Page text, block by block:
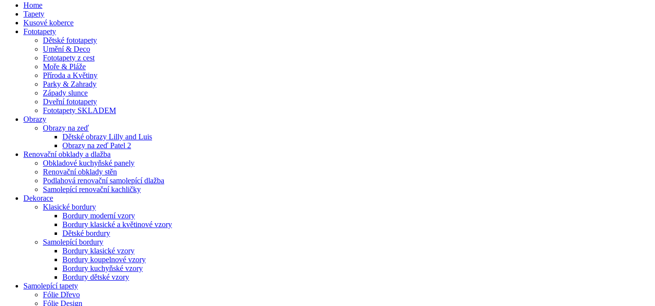
Home
Tapety
Kusové koberce
Fototapety
Dětské fototapety
Umění & Deco
Fototapety z cest
Moře & Pláže
Příroda a Květiny
Parky & Zahrady
Západy slunce
Dveřní fototapety
Fototapety SKLADEM
Obrazy
Obrazy na zeď
Dětské obrazy Lilly and Luis
Obrazy na zeď Patel 2
Renovační obklady a dlažba
Obkladové kuchyňské panely
Renovační obklady stěn
Podlahová renovační samolepící dlažba
Samolepící renovační kachličky
Dekorace
Klasické bordury
Bordury moderní vzory
Bordury klasické a květinové vzory
Dětské bordury
Samolepící bordury
Bordury klasické vzory
Bordury koupelnové vzory
Bordury kuchyňské vzory
Bordury dětské vzory
Samolepící tapety
Fólie Dřevo
Fólie Design